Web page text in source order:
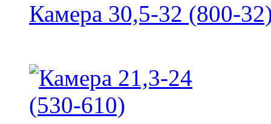
Камера 30,5-32 (800-